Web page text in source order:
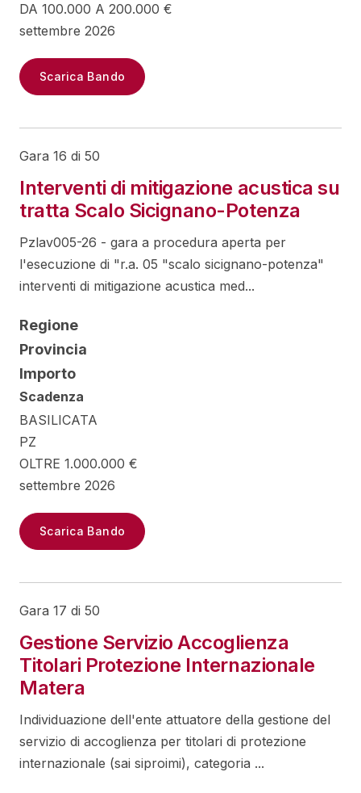
DA 100.000 A 200.000 €
settembre 2026
Scarica Bando
Gara 16 di 50
Interventi di mitigazione acustica su
tratta Scalo Sicignano-Potenza
Pzlav005-26 - gara a procedura aperta per
l'esecuzione di "r.a. 05 "scalo sicignano-potenza"
interventi di mitigazione acustica med...
Regione
Provincia
Importo
Scadenza
BASILICATA
PZ
OLTRE 1.000.000 €
settembre 2026
Scarica Bando
Gara 17 di 50
Gestione Servizio Accoglienza
Titolari Protezione Internazionale
Matera
Individuazione dell'ente attuatore della gestione del
servizio di accoglienza per titolari di protezione
internazionale (sai siproimi), categoria ...